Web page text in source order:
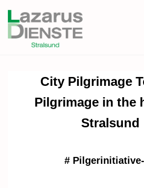
City Pilgrimage
Pilgrimage in the
Stralsund
#